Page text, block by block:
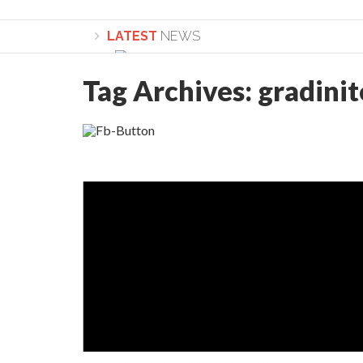
LATEST NEWS
Lepădarea de sine și urmarea lui Hristos.
Academia Română: 5G poate cauza
Tag Archives: